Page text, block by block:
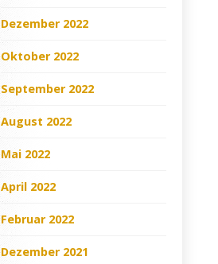
Dezember 2022
Oktober 2022
September 2022
August 2022
Mai 2022
April 2022
Februar 2022
Dezember 2021